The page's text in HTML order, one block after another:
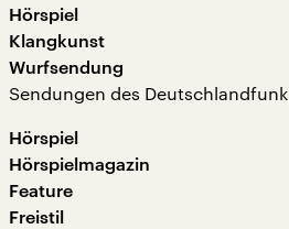
Hörspiel
Klangkunst
Wurfsendung
Sendungen des Deutschlandfunk
Hörspiel
Hörspielmagazin
Feature
Freistil